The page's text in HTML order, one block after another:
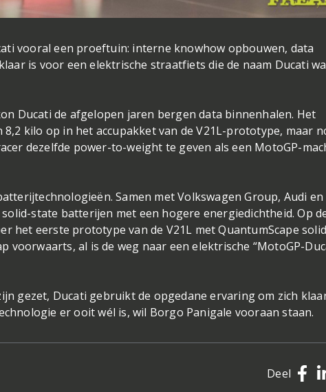
vooral een proeftuin: interne knowhow opbouwen, data
is voor een elektrische straatfiets die de naam Ducati
Ducati de afgelopen jaren bergen data binnenhalen. Het
kilo op in het accupakket van de V21L-prototype, maar
dezelfde power-to-weight te geven als een MotoGP-
Samen met Volkswagen Group, Audi en
state batterijen met een hogere energiedichtheid. Op
het eerste prototype van de V21L met QuantumScape
voorwaarts, al is de weg naar een elektrische “MotoGP-
gezet, Ducati gebruikt de opgedane ervaring om zich
er ooit wél is, wil Borgo Panigale vooraan staan.
Deel